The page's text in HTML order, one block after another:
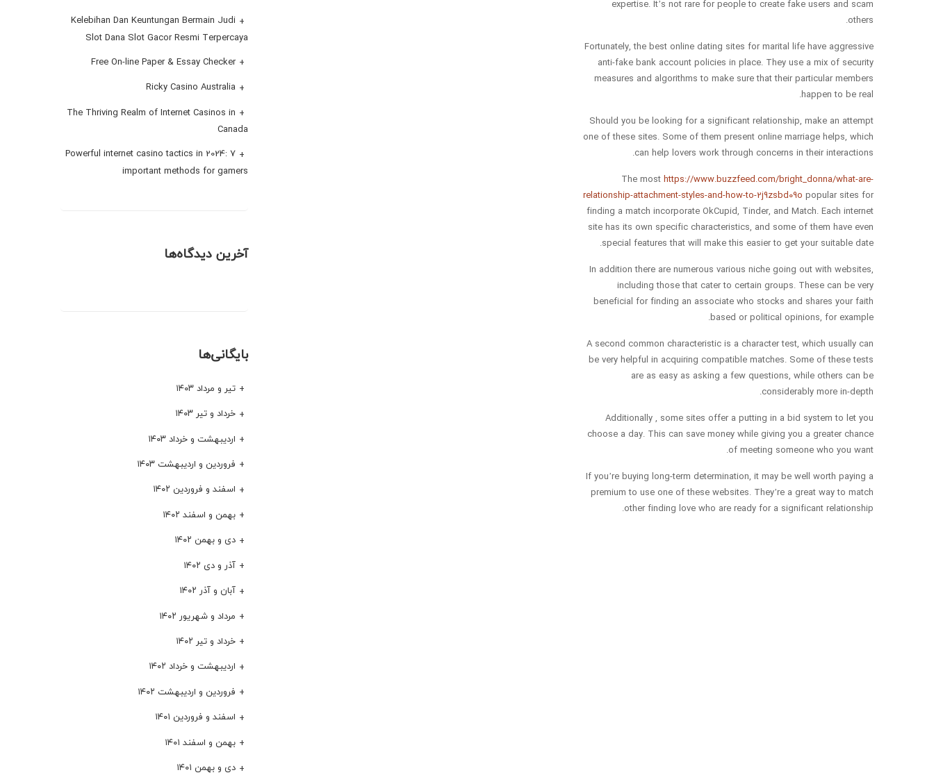
expertise. It’s not rare for people to create fake users and scam
others.
Fortunately, the best online dating sites for marital life have aggressive
anti-fake bank account policies in place. They use a mix of security
measures and algorithms to make sure that their particular members
happen to be real.
Should you be looking for a significant relationship, make an attempt
one of these sites. Some of them present online marriage helps, which
can help lovers work through concerns in their interactions.
The mosthttps://www.buzzfeed.com/bright_donna/what-are-
relationship-attachment-styles-and-how-to-2j9zsbd09o
finding a match incorporate OkCupid, Tinder, and Match. Each internet
site has its own specific characteristics, and some of them have even
special features that will make this easier to get your suitable date.
In addition there are numerous various niche going out with websites,
including those that cater to certain groups. These can be very
beneficial for finding an associate who stocks and shares your faith
based or political opinions, for example.
A second common characteristic is a character test, which usually can
be very helpful in acquiring compatible matches. Some of these tests
are as easy as asking a few questions, while others can be
considerably more in-depth.
Additionally , some sites offer a putting in a bid system to let you
choose a day. This can save money while giving you a greater chance
of meeting someone who you want.
If you’re buying long-term determination, it may be well worth paying a
premium to use one of these websites. They’re a great way to match
other finding love who are ready for a significant relationship.
Kelebihan Dan Keuntungan Bermain Judi
Slot Dana Slot Gacor Resmi Terpercaya
Free On-line Paper & Essay Checker
Ricky Casino Australia
The Thriving Realm of Internet Casinos in
Canada
Powerful internet casino tactics in 2024: 7
important methods for gamers
آخرین دیدگاه‌ها
بایگانی‌ها
تیر و مرداد ۱۴۰۳
خرداد و تیر ۱۴۰۳
اردیبهشت و خرداد ۱۴۰۳
فروردین و اردیبهشت ۱۴۰۳
اسفند و فروردین ۱۴۰۲
بهمن و اسفند ۱۴۰۲
دی و بهمن ۱۴۰۲
آذر و دی ۱۴۰۲
آبان و آذر ۱۴۰۲
مرداد و شهریور ۱۴۰۲
خرداد و تیر ۱۴۰۲
اردیبهشت و خرداد ۱۴۰۲
فروردین و اردیبهشت ۱۴۰۲
اسفند و فروردین ۱۴۰۱
بهمن و اسفند ۱۴۰۱
دی و بهمن ۱۴۰۱